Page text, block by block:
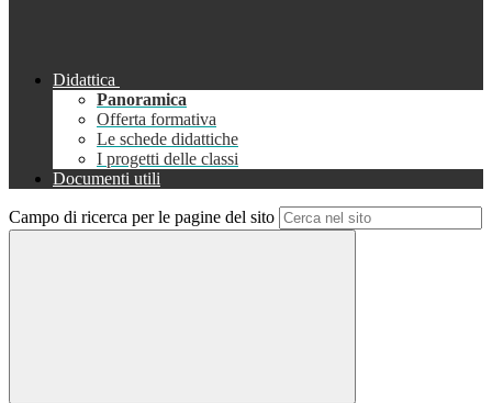
Didattica
Panoramica
Offerta formativa
Le schede didattiche
I progetti delle classi
Documenti utili
Campo di ricerca per le pagine del sito